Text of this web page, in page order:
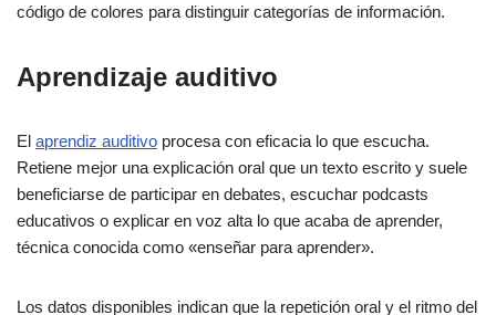
código de colores para distinguir categorías de información.
Aprendizaje auditivo
El aprendiz auditivo procesa con eficacia lo que escucha.
Retiene mejor una explicación oral que un texto escrito y suele
beneficiarse de participar en debates, escuchar podcasts
educativos o explicar en voz alta lo que acaba de aprender,
técnica conocida como «enseñar para aprender».
Los datos disponibles indican que la repetición oral y el ritmo del